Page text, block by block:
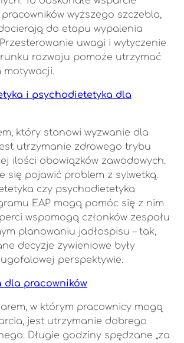
wyższego szczebla,
do etapu wypalenia
uwagi i wytyczenie
rozwoju pomoże utrzymać
motywacji.
i psychodietetyka dla
który stanowi wyzwanie dla
utrzymanie zdrowego trybu
ilości obowiązków zawodowych.
się pojawić problem z sylwetką.
czy psychodietetyka
EAP mogą pomóc się z nim
wspomogą członków zespołu
planowaniu jadłospisu – tak,
decyzje żywieniowe były
perspektywie.
dla pracowników
w którym pracownicy mogą
jest utrzymanie dobrego
Długie godziny spędzane „za